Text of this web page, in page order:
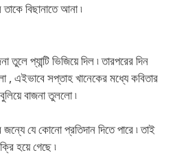
বিছানাতে আনা ৷
তুলে প্যান্টি ভিজিয়ে দিল ৷ তারপরের দিন
, এইভাবে সপ্তাহ খানেকের মধ্যে কবিতার
বাজনা তুললো ৷
যে কোনো প্রতিদান দিতে পারে ৷ তাই
হয়ে গেছে ৷